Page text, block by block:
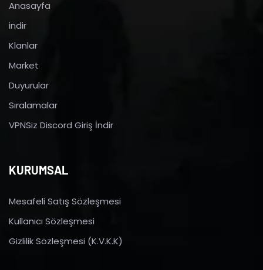
Anasayfa
indir
Klanlar
Market
Duyurular
Sıralamalar
VPNSiz Discord Giriş İndir
KURUMSAL
Mesafeli Satış Sözleşmesi
Kullanıcı Sözleşmesi
Gizlilik Sözleşmesi (K.V.K.K)